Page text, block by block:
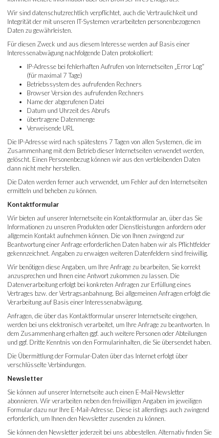
Wir sind datenschutzrechtlich verpflichtet, auch die Vertraulichkeit und
Integrität der mit unseren IT-Systemen verarbeiteten personenbezogenen
Daten zu gewährleisten.
Für diesen Zweck und aus diesem Interesse werden auf Basis einer
Interessenabwägung nachfolgende Daten protokolliert:
IP-Adresse bei fehlerhaften Aufrufen von Internetseiten „Error Log“
(für maximal 7 Tage)
Betriebssystem des aufrufenden Rechners
Browser Version des aufrufenden Rechners
Name der abgerufenen Datei
Datum und Uhrzeit des Abrufs
übertragene Datenmenge
Verweisende URL
Die IP-Adresse wird nach spätestens 7 Tagen von allen Systemen, die im
Zusammenhang mit dem Betrieb dieser Internetseiten verwendet werden,
gelöscht. Einen Personenbezug können wir aus den verbleibenden Daten
dann nicht mehr herstellen.
Die Daten werden ferner auch verwendet, um Fehler auf den Internetseiten
ermitteln und beheben zu können.
Kontaktformular
Wir bieten auf unserer Internetseite ein Kontaktformular an, über das Sie
Informationen zu unseren Produkten oder Dienstleistungen anfordern oder
allgemein Kontakt aufnehmen können. Die von Ihnen zwingend zur
Beantwortung einer Anfrage erforderlichen Daten haben wir als Pflichtfelder
gekennzeichnet. Angaben zu erwaigen weiteren Datenfeldern sind freiwillig.
Wir benötigen diese Angaben, um Ihre Anfrage zu bearbeiten, Sie korrekt
anzusprechen und Ihnen eine Antwort zukommen zu lassen. Die
Datenverarbeitung erfolgt bei konkreten Anfragen zur Erfüllung eines
Vertrages bzw. der Vertragsanbahnung. Bei allgemeinen Anfragen erfolgt die
Verarbeitung auf Basis einer Interessenabwägung.
Anfragen, die über das Kontaktformular unserer Internetseite eingehen,
werden bei uns elektronisch verarbeitet, um Ihre Anfrage zu beantworten. In
dem Zusammenhang erhalten ggf. auch weitere Personen oder Abteilungen
und ggf. Dritte Kenntnis von den Formularinhalten, die Sie übersendet haben.
Die Übermittlung der Formular-Daten über das Internet erfolgt über
verschlüsselte Verbindungen.
Newsletter
Sie können auf unserer Internetseite auch einen E-Mail-Newsletter
abonnieren. Wir verarbeiten neben den freiwilligen Angaben im jeweiligen
Formular dazu nur Ihre E-Mail-Adresse. Diese ist allerdings auch zwingend
erforderlich, um Ihnen den Newsletter zusenden zu können.
Sie können den Newsletter jederzeit bei uns abbestellen. Alternativ finden Sie